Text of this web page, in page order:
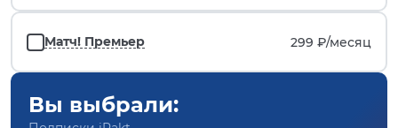
Матч! Премьер 299 ₽/месяц
Вы выбрали: